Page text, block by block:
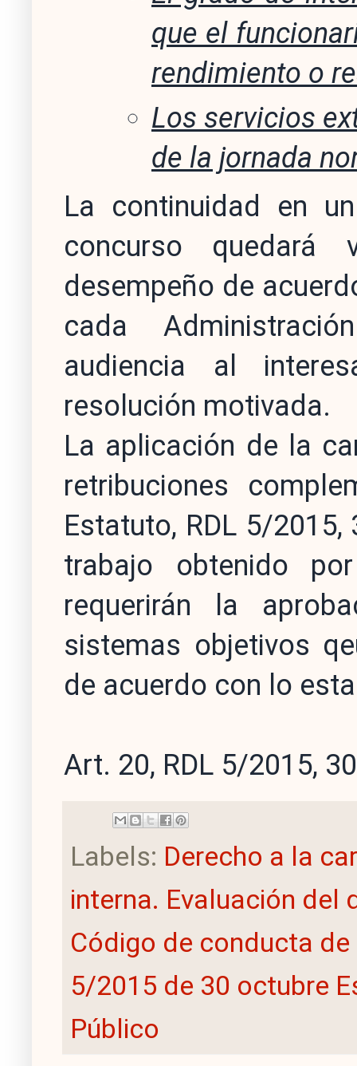
que el
rendimiento o
Los servicios
de la jornada
La continuidad en
concurso
desempeño de
cada
audiencia al
resolución motivada.
La aplicación de la
retribuciones
Estatuto, RDL 5/
trabajo obtenido
requerirán la
sistemas objetivos
de acuerdo con lo
Art. 20, RDL 5/2015,
Labels: Derecho a la
interna. Evaluación del
Código de conducta
5/2015 de 30 octubre
Público